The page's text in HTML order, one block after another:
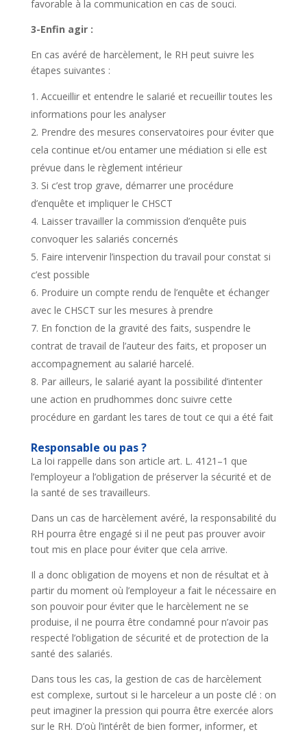
favorable à la communication en cas de souci.
3-Enfin agir :
En cas avéré de harcèlement, le RH peut suivre les
étapes suivantes :
Accueillir et entendre le salarié et recueillir toutes les
informations pour les analyser
Prendre des mesures conservatoires pour éviter que
cela continue et/ou entamer une médiation si elle est
prévue dans le règlement intérieur
Si c’est trop grave, démarrer une procédure
d’enquête et impliquer le CHSCT
Laisser travailler la commission d’enquête puis
convoquer les salariés concernés
Faire intervenir l’inspection du travail pour constat si
c’est possible
Produire un compte rendu de l’enquête et échanger
avec le CHSCT sur les mesures à prendre
En fonction de la gravité des faits, suspendre le
contrat de travail de l’auteur des faits, et proposer un
accompagnement au salarié harcelé.
Par ailleurs, le salarié ayant la possibilité d’intenter
une action en prudhommes donc suivre cette
procédure en gardant les tares de tout ce qui a été fait
Responsable ou pas ?
La loi rappelle dans son article art. L. 4121–1 que
l’employeur a l’obligation de préserver la sécurité et de
la santé de ses travailleurs.
Dans un cas de harcèlement avéré, la responsabilité du
RH pourra être engagé si il ne peut pas prouver avoir
tout mis en place pour éviter que cela arrive.
Il a donc obligation de moyens et non de résultat et à
partir du moment où l’employeur a fait le nécessaire en
son pouvoir pour éviter que le harcèlement ne se
produise, il ne pourra être condamné pour n’avoir pas
respecté l’obligation de sécurité et de protection de la
santé des salariés.
Dans tous les cas, la gestion de cas de harcèlement
est complexe, surtout si le harceleur a un poste clé : on
peut imaginer la pression qui pourra être exercée alors
sur le RH. D’où l’intérêt de bien former, informer, et